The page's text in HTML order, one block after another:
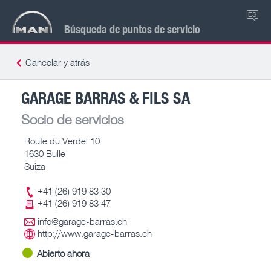
Búsqueda de puntos de servicio
ES
Cancelar y atrás
GARAGE BARRAS & FILS SA
Socio de servicios
Route du Verdel 10
1630 Bulle
Suiza
+41 (26) 919 83 30
+41 (26) 919 83 47
info@garage-barras.ch
http://www.garage-barras.ch
Abierto ahora